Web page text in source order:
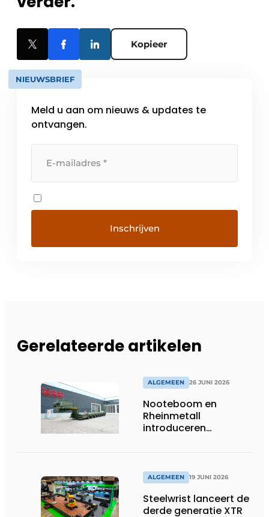
Kopieer
NIEUWSBRIEF
Meld u aan om nieuws & updates te
ontvangen.
Gerelateerde artikelen
ALGEMEEN 26 JUNI 2026
Nooteboom en
Rheinmetall
introduceren
ALGEMEEN 19 JUNI 2026
Steelwrist lanceert de
derde generatie XTR